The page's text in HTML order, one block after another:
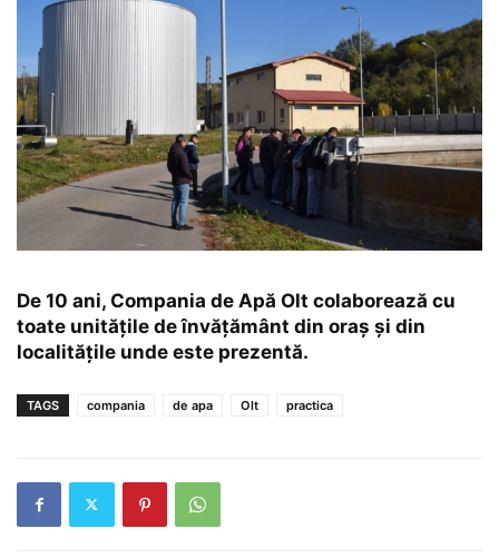
De 10 ani, Compania de Apă Olt colaborează cu
toate unitățile de învățământ din oraș și din
localitățile unde este prezentă.
TAGS compania de apa Olt practica